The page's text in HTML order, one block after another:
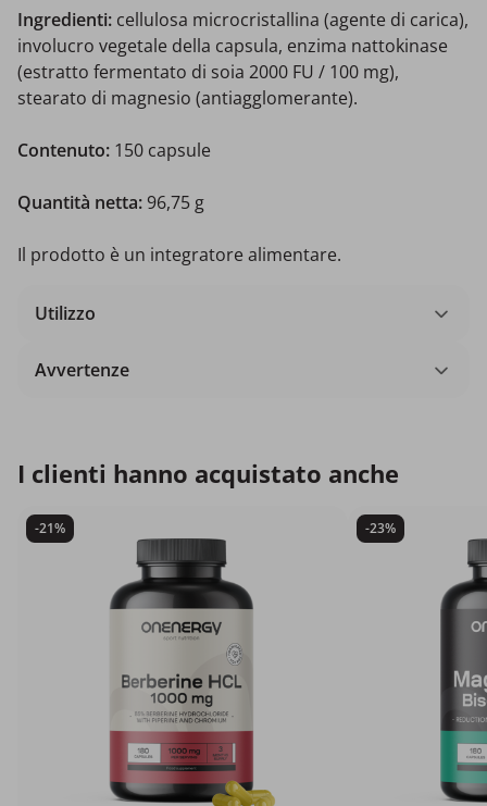
Ingredienti: cellulosa microcristallina (agente di carica),
involucro vegetale della capsula, enzima nattokinase
(estratto fermentato di soia 2000 FU / 100 mg),
stearato di magnesio (antiagglomerante).
Contenuto: 150 capsule
Quantità netta:96,75 g
Il prodotto è un integratore alimentare.
Utilizzo
Avvertenze
I clienti hanno acquistato anche
-21% -23%